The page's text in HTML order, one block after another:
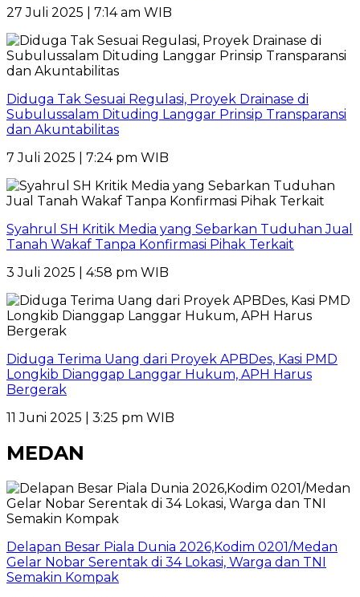
27 Juli 2025 | 7:14 am WIB
Diduga Tak Sesuai Regulasi, Proyek Drainase di
Subulussalam Dituding Langgar Prinsip Transparansi
dan Akuntabilitas
7 Juli 2025 | 7:24 pm WIB
Syahrul SH Kritik Media yang Sebarkan Tuduhan Jual
Tanah Wakaf Tanpa Konfirmasi Pihak Terkait
3 Juli 2025 | 4:58 pm WIB
Diduga Terima Uang dari Proyek APBDes, Kasi PMD
Longkib Dianggap Langgar Hukum, APH Harus
Bergerak
11 Juni 2025 | 3:25 pm WIB
MEDAN
Delapan Besar Piala Dunia 2026,Kodim 0201/Medan
Gelar Nobar Serentak di 34 Lokasi, Warga dan TNI
Semakin Kompak